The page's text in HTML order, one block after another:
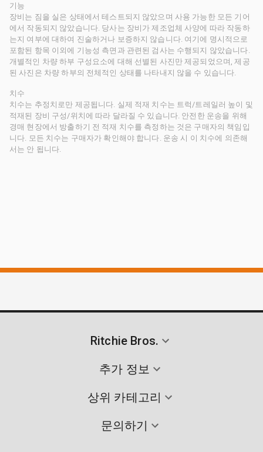
기능
장비는 짐을 실은 상태에서 테스트되지 않았으며 사용 가능한 모든 기어
에서 작동되지 않았습니다. 당사는 장비가 제조업체 사양에 따라 작동하
는지 여부에 대하여 진술하거나 보증하지 않습니다. 여기에 명시적으로
포함된 항목 이외에 기능성 측면과 관련된 검사는 수행되지 않았습니다.
개별적인 차량 하부 구성요소에 대해 선별된 사진만 제공되었으며, 제공
된 사진은 차량 하부의 전체적인 상태를 나타내지 않을 수 있습니다.
치수
치수는 추정치로만 제공됩니다. 실제 적재 치수는 트럭/트레일러 높이 및
적재된 장비 구성/위치에 따라 달라질 수 있습니다. 안전한 운송을 위해
경매 현장에서 방출하기 전 적재 치수를 측정하는 것은 구매자의 책임입
니다. 모든 치수는 구매자가 확인해야 합니다. 운송 시 이 치수에 의존해
서는 안 됩니다.
Ritchie Bros.
추가 정보
상위 카테고리
문의하기